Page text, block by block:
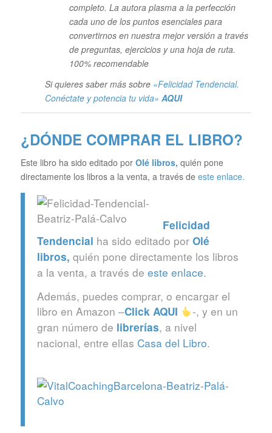
completo. La autora plasma a la perfección
cada uno de los puntos esenciales para
convertirnos en nuestra mejor versión a través
de preguntas, ejercicios y una hoja de ruta.
100% recomendable
Si quieres saber más sobre «Felicidad Tendencial.
Conéctate y potencia tu vida» AQUI
¿DÓNDE COMPRAR EL LIBRO?
Este libro ha sido editado por Olé libros, quién pone
directamente los libros a la venta, a través de este enlace.
Felicidad
Tendencial ha sido editado por Olé
libros, quién pone directamente los libros
a la venta, a través de este enlace.
Además, puedes comprar, o encargar el
libro en Amazon –Click AQUI
-, y en un
gran número de librerías, a nivel
nacional, entre ellas Casa del Libro.